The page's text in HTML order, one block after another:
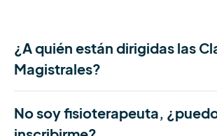
¿A quién están dirigidas las
Magistrales?
No soy fisioterapeuta,